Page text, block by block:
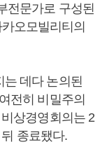
전문가로 구성된
오모빌리티의
데다 논의된
전히 비밀주의
상경영회의는 2
종료됐다.